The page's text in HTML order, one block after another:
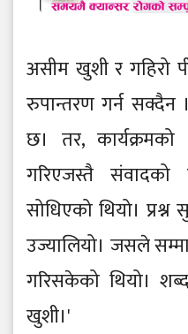
असीम खुशी र गहिरो
रुपान्तरण गर्न सक्दैन
छ। तर, कार्यक्रमको
गरिएजस्तै संवादको
सोधिएको थियो।
उज्यालियो। जसले
गरिसकेको थियो।
खुशी।'